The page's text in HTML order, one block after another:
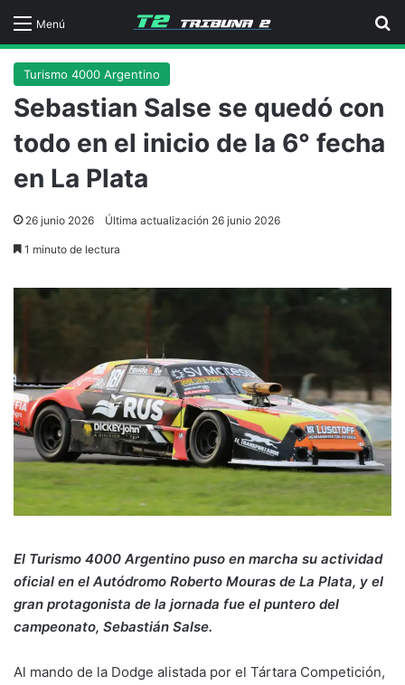
Menú
Turismo 4000 Argentino
Sebastian Salse se quedó con
todo en el inicio de la 6° fecha
en La Plata
26 junio 2026 Última actualización 26 junio 2026
1 minuto de lectura
El Turismo 4000 Argentino puso en marcha su actividad
oficial en el Autódromo Roberto Mouras de La Plata, y el
gran protagonista de la jornada fue el puntero del
campeonato, Sebastián Salse.
Al mando de la Dodge alistada por el Tártara Competición,